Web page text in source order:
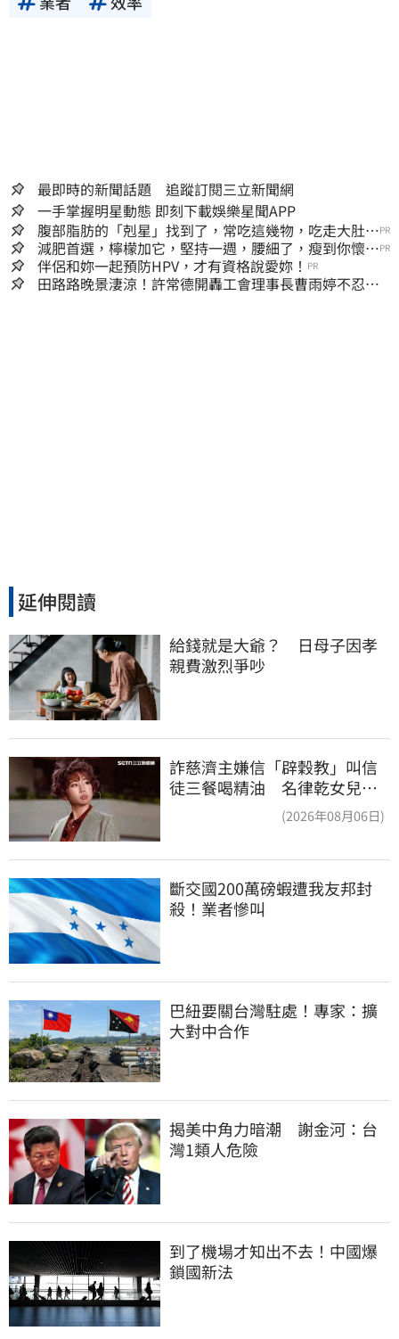
最即時的新聞話題 追蹤訂閱三立新聞網
一手掌握明星動態 即刻下載娛樂星聞APP
腹部脂肪的「剋星」找到了，常吃這幾物，吃走大肚
囊，瘦出小蠻腰
PR
減肥首選，檸檬加它，堅持一週，腰細了，瘦到你懷疑
人生
PR
伴侶和妳一起預防HPV，才有資格說愛妳！ PR
田路路晚景淒涼！許常德開轟工會理事長曹雨婷不忍
延伸閱讀
給錢就是大爺？　日母子因孝
親費激烈爭吵
詐慈濟主嫌信「辟穀教」叫信
徒三餐喝精油 名律乾女兒卻
(2026年08月06日)
斷交國200萬磅蝦遭我友邦封
殺！業者慘叫
巴紐要關台灣駐處！專家：擴
大對中合作
揭美中角力暗潮　謝金河：台
灣1類人危險
到了機場才知出不去！中國爆
鎖國新法